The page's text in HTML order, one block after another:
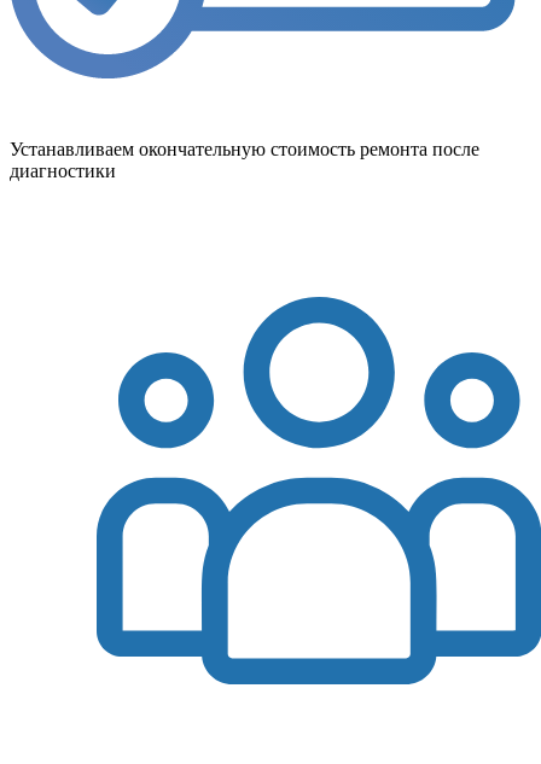
Устанавливаем окончательную стоимость ремонта после
диагностики